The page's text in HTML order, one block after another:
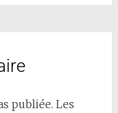
publiée. Les